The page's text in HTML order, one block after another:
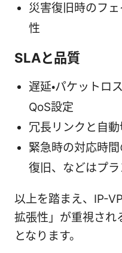
災害復旧時のフ
性
SLAと品質
遅延・パケットロ
QoS設定
冗長リンクと自
緊急時の対応時
復旧、などはプラ
以上を踏まえ、IP-
拡張性」が重視され
となります。